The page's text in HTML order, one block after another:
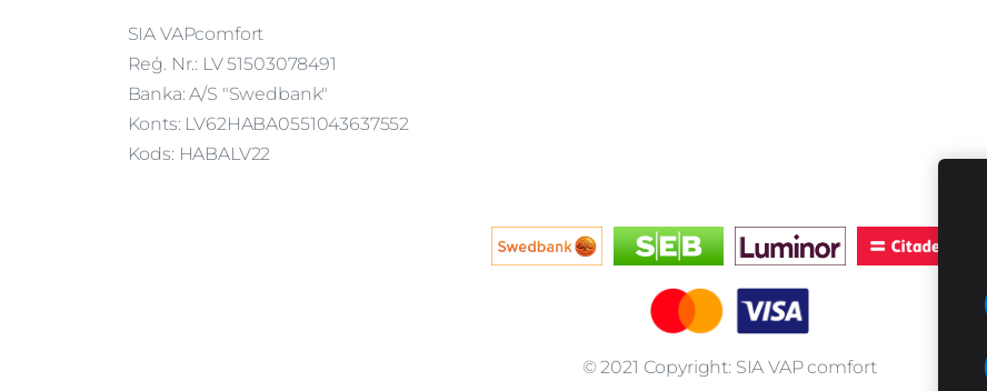
SIA VAPcomfort
Reģ. Nr.: LV 51503078491
Banka: A/S "Swedbank"
Konts: LV62HABA0551043637552
Kods: HABALV22
© 2021 Copyright: SIA VAP comfort